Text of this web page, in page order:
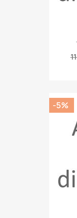
-5%